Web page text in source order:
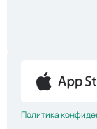
Политика